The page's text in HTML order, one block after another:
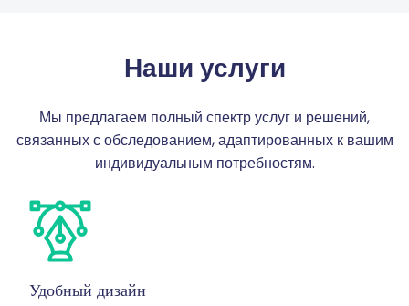
Наши услуги
Мы предлагаем полный спектр услуг и решений,
связанных с обследованием, адаптированных к вашим
индивидуальным потребностям.
Удобный дизайн